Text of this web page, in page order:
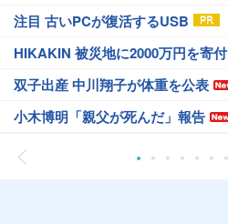
注目 古いPCが復活するUSB
HIKAKIN 被災地に2000万円を寄付
双子出産 中川翔子が体重を公表
小木博明「親父が死んだ」報告